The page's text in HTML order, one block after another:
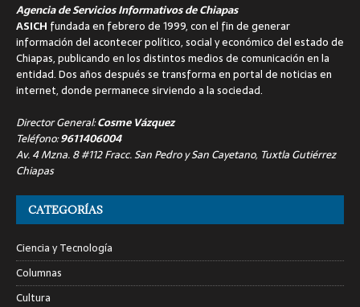
Agencia de Servicios Informativos de Chiapas
ASICH fundada en febrero de 1999, con el fin de generar
información del acontecer político, social y económico del estado de
Chiapas, publicando en los distintos medios de comunicación en la
entidad. Dos años después se transforma en portal de noticias en
internet, donde permanece sirviendo a la sociedad.
Director General:Cosme Vázquez
Teléfono:9611406004
Av. 4 Mzna. 8 #112 Fracc. San Pedro y San Cayetano, Tuxtla Gutiérrez
Chiapas
CATEGORÍAS
Ciencia y Tecnología
Columnas
Cultura